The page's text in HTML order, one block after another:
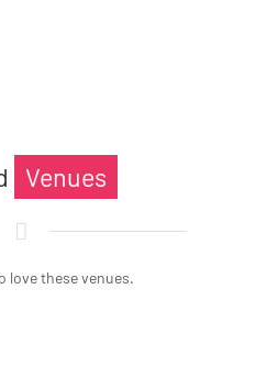
Venues
love these venues.